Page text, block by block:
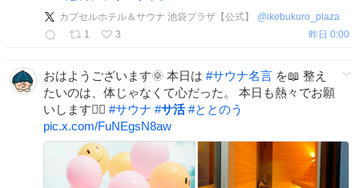
カプセルホテル＆サウナ 池袋プラザ【公式】 @ikebukuro_plaza
1
3 昨日 0:00
おはようございます🌞 本日は #サウナ名言 を📖 整え
たいのは、体じゃなくて心だった。 本日も熱々でお願
いします❤️‍🔥 #サウナ #サ活 #ととのう
pic.x.com/FuNEgsN8aw